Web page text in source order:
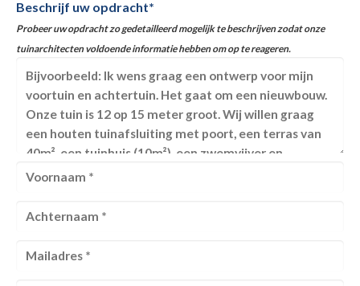
Beschrijf uw opdracht*
Probeer uw opdracht zo gedetailleerd mogelijk te beschrijven zodat onze
tuinarchitecten voldoende informatie hebben om op te reageren.